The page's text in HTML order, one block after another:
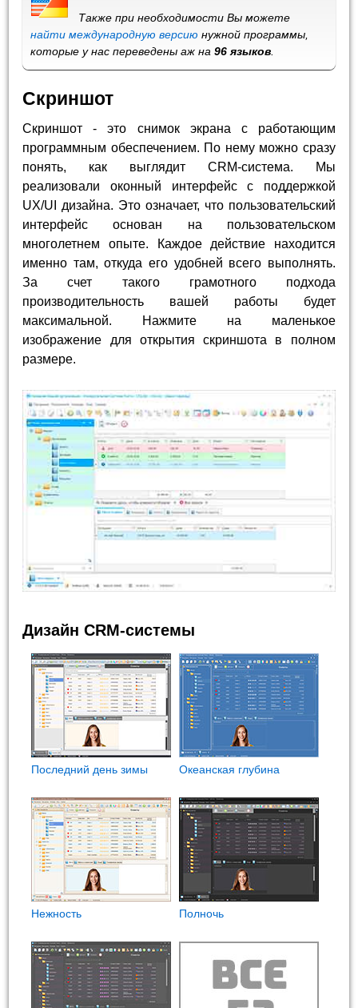
Также при необходимости Вы можете
найти международную версию нужной программы,
которые у нас переведены аж на96 языков.
Скриншот
Скриншот - это снимок экрана с работающим
программным обеспечением. По нему можно сразу
понять, как выглядит CRM-система. Мы
реализовали оконный интерфейс с поддержкой
UX/UI дизайна. Это означает, что пользовательский
интерфейс основан на пользовательском
многолетнем опыте. Каждое действие находится
именно там, откуда его удобней всего выполнять.
За счет такого грамотного подхода
производительность вашей работы будет
максимальной. Нажмите на маленькое
изображение для открытия скриншота в полном
размере.
Дизайн CRM-системы
Последний день зимы Океанская глубина
Нежность Полночь